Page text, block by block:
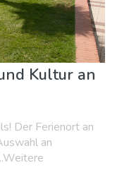
Kultur an
Der Ferienort an
an